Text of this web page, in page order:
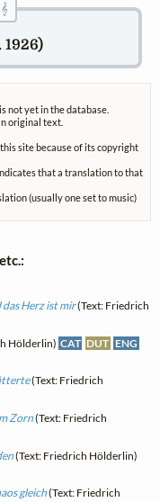
not yet in the database.
original text.
site because of its copyright
that a translation to that
(usually one set to music)
Herz ist mir(Text: Friedrich
Hölderlin) CAT DUT ENG
(Text: Friedrich
Zorn(Text: Friedrich
(Text: Friedrich Hölderlin)
gleich(Text: Friedrich